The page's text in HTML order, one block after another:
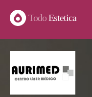
TodoEstetica